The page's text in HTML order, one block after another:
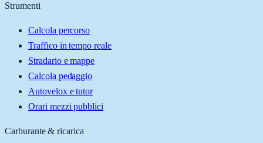
Strumenti
Calcola percorso
Traffico in tempo reale
Stradario e mappe
Calcola pedaggio
Autovelox e tutor
Orari mezzi pubblici
Carburante & ricarica